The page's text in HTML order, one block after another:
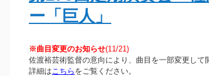
ー「巨人」
※曲目変更のお知らせ(11/21)
佐渡裕芸術監督の意向により、曲目を一部変更して
詳細は こちら をご覧ください。